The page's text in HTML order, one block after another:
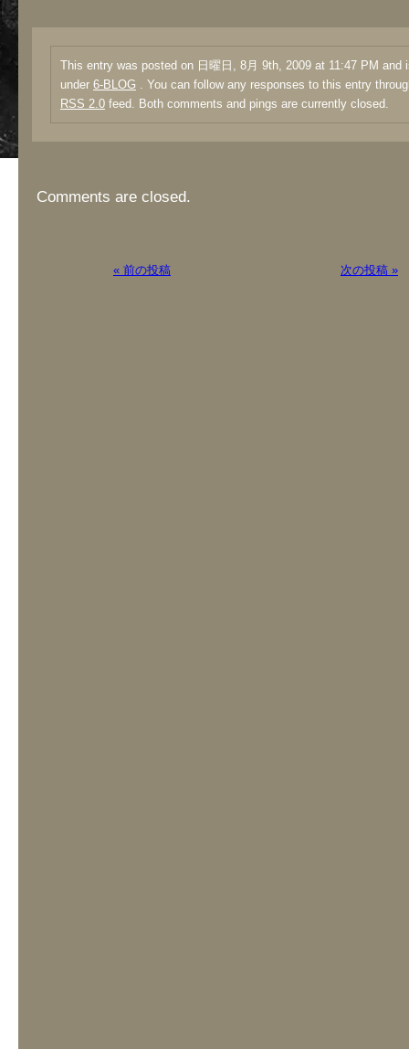
This entry was posted on 日曜日, 8月 9th, 2009 at 11:47 PM and
under 6-BLOG . You can follow any responses to this entry
RSS 2.0 feed. Both comments and pings are currently closed.
Comments are closed.
« 前の投稿 次の投稿 »